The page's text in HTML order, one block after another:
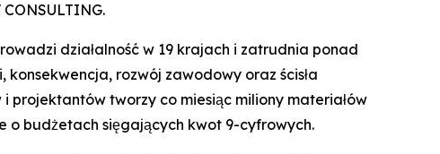
CONSULTING.
działalność w 19 krajach i zatrudnia ponad
rozwój zawodowy oraz ścisła
projektantów tworzy co miesiąc miliony materiałów
o budżetach sięgających kwot 9-cyfrowych.